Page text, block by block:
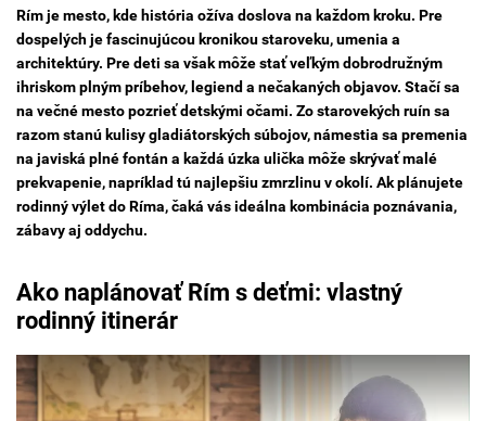
Rím je mesto, kde história ožíva doslova na každom kroku. Pre
dospelých je fascinujúcou kronikou staroveku, umenia a
architektúry. Pre deti sa však môže stať veľkým dobrodružným
ihriskom plným príbehov, legiend a nečakaných objavov. Stačí sa
na večné mesto pozrieť detskými očami. Zo starovekých ruín sa
razom stanú kulisy gladiátorských súbojov, námestia sa premenia
na javiská plné fontán a každá úzka ulička môže skrývať malé
prekvapenie, napríklad tú najlepšiu zmrzlinu v okolí. Ak plánujete
rodinný výlet do Ríma, čaká vás ideálna kombinácia poznávania,
zábavy aj oddychu.
Ako naplánovať Rím s deťmi: vlastný
rodinný itinerár